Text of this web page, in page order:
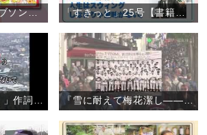
CD「カレーファイブソングコレクション」
「航海（歌詞付き）」作詞作曲:孤馬寛 『雪に耐えて梅花潔し――フランス柔道の父・粟津正蔵と天理教二代真柱・中山正善』【書籍案内】